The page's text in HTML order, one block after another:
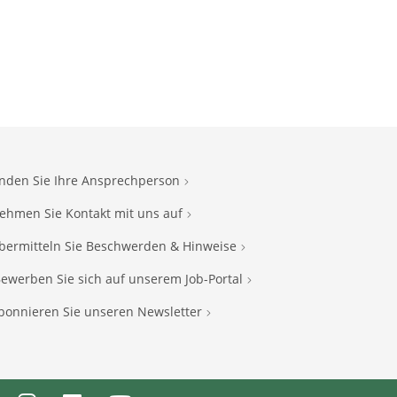
Sie Ihre Ansprechperson
Sie Kontakt mit uns auf
Sie Beschwerden & Hinweise
Sie sich auf unserem Job-Portal
Sie unseren Newsletter